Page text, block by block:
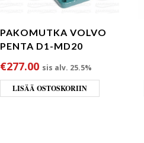
PAKOMUTKA VOLVO
PENTA D1-MD20
€277.00 sis alv. 25.5%
LISÄÄ OSTOSKORIIN